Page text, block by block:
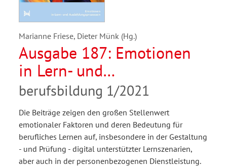
Marianne Friese, Dieter Münk (Hg.)
Ausgabe 187: Emotionen
in Lern- und
Ausbildungsprozessen
berufsbildung 1/2021
Die Beiträge zeigen den großen Stellenwert
emotionaler Faktoren und deren Bedeutung für
berufliches Lernen auf, insbesondere in der Gestaltung
- und Prüfung - digital unterstützter Lernszenarien,
aber auch in der personenbezogenen Dienstleistung.